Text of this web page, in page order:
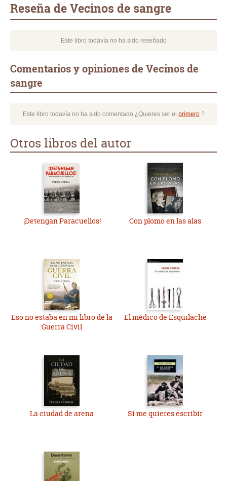
Reseña de Vecinos de sangre
Este libro todavía no ha sido reseñado
Comentarios y opiniones de Vecinos de
sangre
Este libro todavía no ha sido comentado ¿Quieres ser el primero?
Otros libros del autor
¡Detengan Paracuellos! Con plomo en las alas
Eso no estaba en mi libro de la
Guerra Civil
El médico de Esquilache
La ciudad de arena Si me quieres escribir